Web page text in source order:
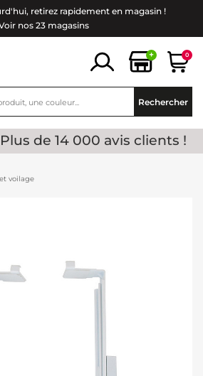
retirez rapidement en magasin !
nos 23 magasins
+ 0
Rechercher
- Plus de 14 000 avis clients !
voilage